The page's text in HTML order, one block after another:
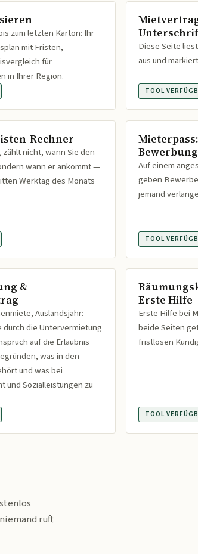
zum letzten Karton: Ihr
mit Fristen,
für
in Ihrer Region.
Diese Seite
aus und
TOOL
Rechner
nicht, wann Sie den
wann er ankommt —
Werktag des Monats
Auf einem
geben
jemand
TOOL
&
Auslandsjahr:
durch die Untervermietung
auf die Erlaubnis
was in den
und was bei
und Sozialleistungen zu
Erste Hilfe
Erste Hilfe bei
beide Seiten
fristlosen
TOOL
ruft